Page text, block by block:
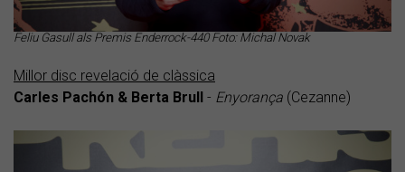
Feliu Gasull als Premis Enderrock-440 Foto: Michal Novak
Millor disc revelació de clàssica
Carles Pachón & Berta Brull - Enyorança (Cezanne)